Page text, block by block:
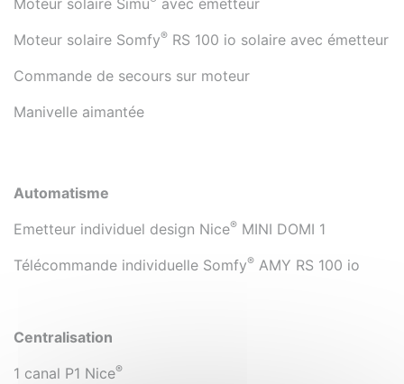
Moteur solaire Simu
avec émetteur
Moteur solaire Somfy® RS 100 io solaire avec émetteur
Commande de secours sur moteur
Manivelle aimantée
Automatisme
Emetteur individuel design Nice® MINI DOMI 1
Télécommande individuelle Somfy® AMY RS 100 io
Centralisation
1 canal P1 Nice®